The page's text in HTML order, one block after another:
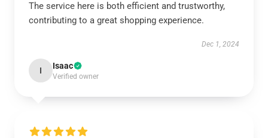
The service here is both efficient and trustworthy,
contributing to a great shopping experience.
Dec 1, 2024
I Isaac
Verified owner